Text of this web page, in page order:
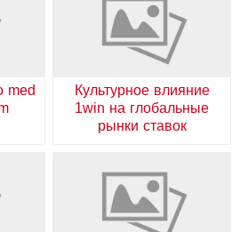
Культурное влияние
1win на глобальные
рынки ставок
med